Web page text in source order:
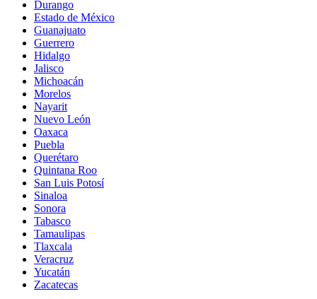
Durango
Estado de México
Guanajuato
Guerrero
Hidalgo
Jalisco
Michoacán
Morelos
Nayarit
Nuevo León
Oaxaca
Puebla
Querétaro
Quintana Roo
San Luis Potosí
Sinaloa
Sonora
Tabasco
Tamaulipas
Tlaxcala
Veracruz
Yucatán
Zacatecas